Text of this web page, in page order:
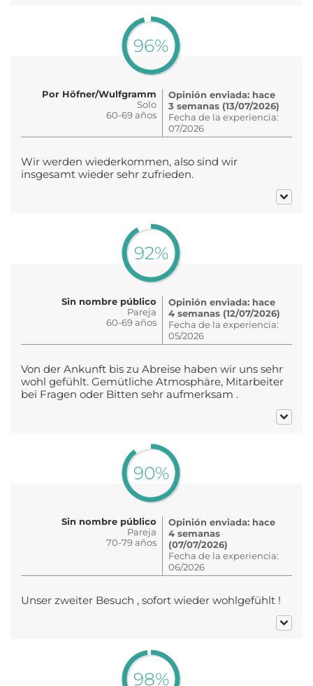
96%
Por Höfner/Wulfgramm
Solo
60-69 años
Opinión enviada: hace
3 semanas (13/07/2026)
Fecha de la experiencia:
07/2026
Wir werden wiederkommen, also sind wir
insgesamt wieder sehr zufrieden.
92%
Sin nombre público
Pareja
60-69 años
Opinión enviada: hace
4 semanas (12/07/2026)
Fecha de la experiencia:
05/2026
Von der Ankunft bis zu Abreise haben wir uns sehr
wohl gefühlt. Gemütliche Atmosphäre, Mitarbeiter
bei Fragen oder Bitten sehr aufmerksam .
90%
Sin nombre público
Pareja
70-79 años
Opinión enviada: hace
4 semanas
(07/07/2026)
Fecha de la experiencia:
06/2026
Unser zweiter Besuch , sofort wieder wohlgefühlt !
98%